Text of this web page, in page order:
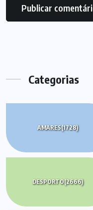
Categorias
AMARES(1728)
DESPORTO(2666)